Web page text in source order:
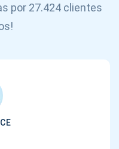
por 27.424 clientes